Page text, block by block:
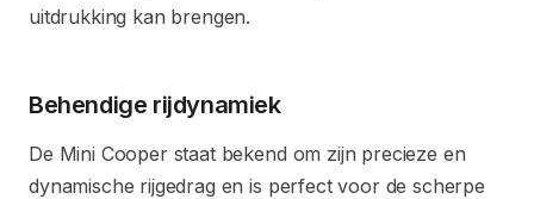
uitdrukking kan brengen.
Behendige rijdynamiek
De Mini Cooper staat bekend om zijn precieze en
dynamische rijgedrag en is perfect voor de scherpe